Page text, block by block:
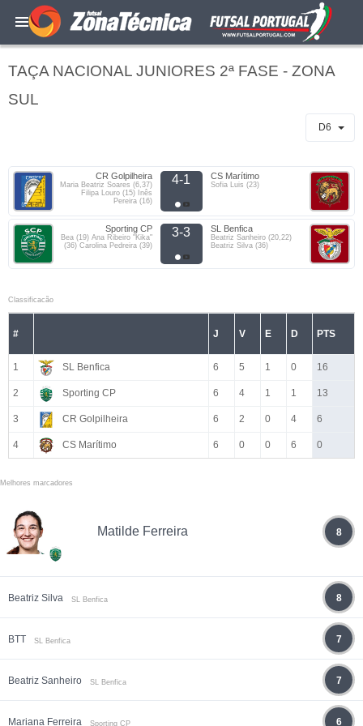
TAÇA NACIONAL JUNIORES 2ª FASE - ZONA
SUL
D6
CR Golpilheira
Maria Beatriz Soares (6,37)
Filipa Louro (15) Inês
Pereira (16)
4-1 CS Marítimo
Sofia Luis (23)
Sporting CP
Bea (19) Ana Ribeiro "Kika"
(36) Carolina Pedreira (39)
3-3 SL Benfica
Beatriz Sanheiro (20,22)
Beatriz Silva (36)
Classificacão
# J V E D PTS
1 SL Benfica 6 5 1 0 16
2 Sporting CP 6 4 1 1 13
3 CR Golpilheira 6 2 0 4 6
4 CS Marítimo 6 0 0 6 0
Melhores marcadores
Matilde Ferreira 8
Beatriz Silva SL Benfica 8
BTT SL Benfica 7
Beatriz Sanheiro SL Benfica 7
Mariana Ferreira Sporting CP 6